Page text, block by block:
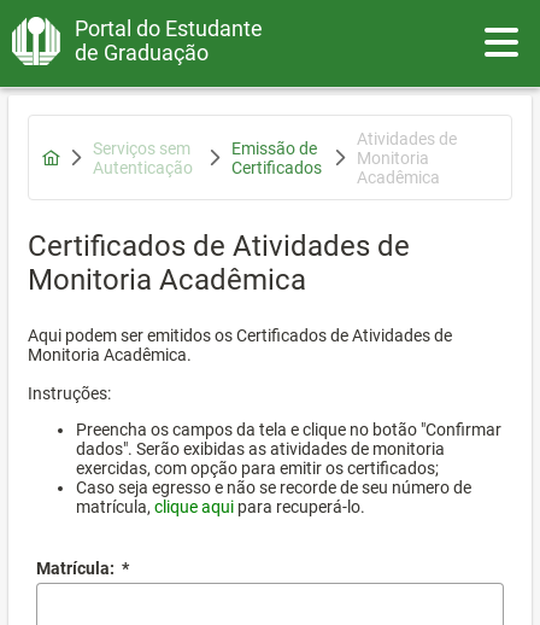
Portal do Estudante
de Graduação
Serviços sem
Autenticação
Emissão de
Certificados
Atividades de
Monitoria
Acadêmica
Certificados de Atividades de
Monitoria Acadêmica
Aqui podem ser emitidos os Certificados de Atividades de
Monitoria Acadêmica.
Instruções:
Preencha os campos da tela e clique no botão "Confirmar
dados". Serão exibidas as atividades de monitoria
exercidas, com opção para emitir os certificados;
Caso seja egresso e não se recorde de seu número de
matrícula, clique aqui para recuperá-lo.
Matrícula: *